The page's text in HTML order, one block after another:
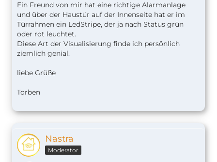
Ein Freund von mir hat eine richtige Alarmanlage
und über der Haustür auf der Innenseite hat er im
Türrahmen ein LedStripe, der ja nach Status grün
oder rot leuchtet.
Diese Art der Visualisierung finde ich persönlich
ziemlich genial.
liebe Grüße
Torben
Nastra
Moderator